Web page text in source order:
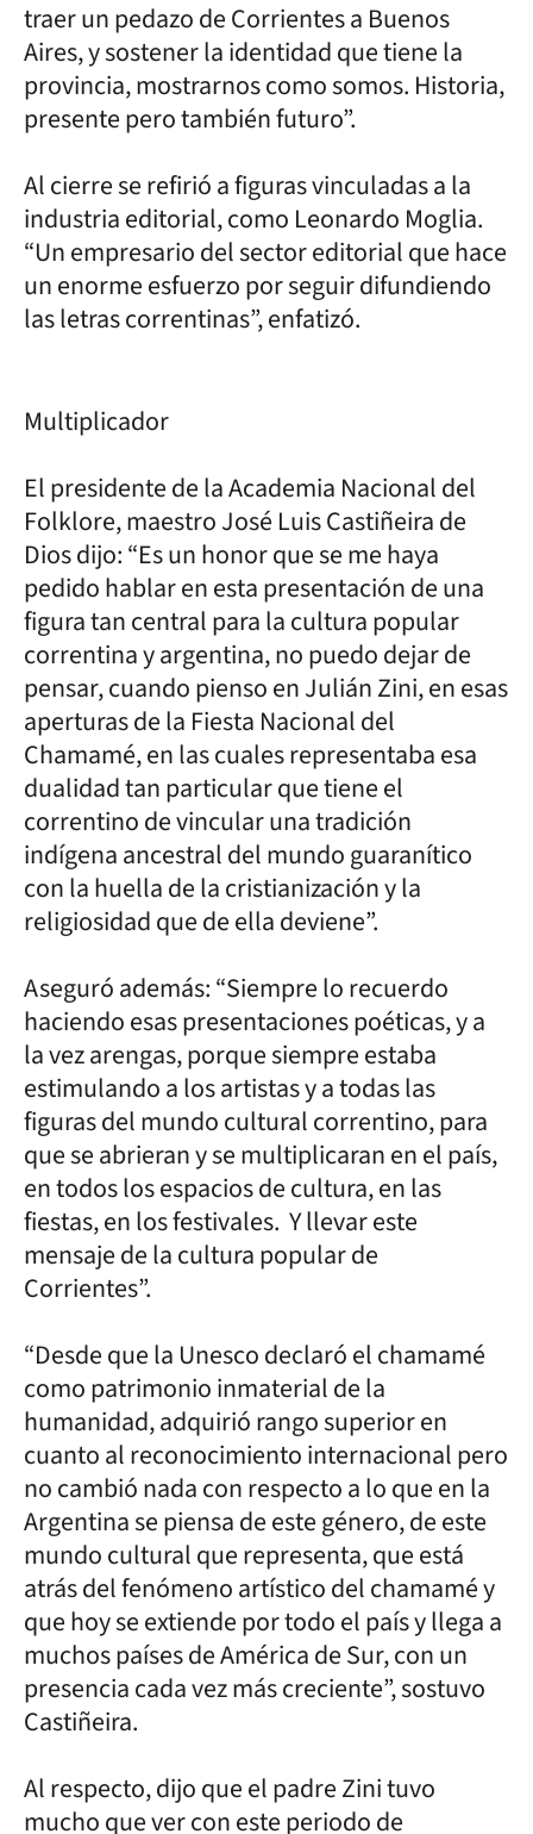
traer un pedazo de Corrientes a Buenos
Aires, y sostener la identidad que tiene la
provincia, mostrarnos como somos. Historia,
presente pero también futuro”.
Al cierre se refirió a figuras vinculadas a la
industria editorial, como Leonardo Moglia.
“Un empresario del sector editorial que hace
un enorme esfuerzo por seguir difundiendo
las letras correntinas”, enfatizó.
Multiplicador
El presidente de la Academia Nacional del
Folklore, maestro José Luis Castiñeira de
Dios dijo: “Es un honor que se me haya
pedido hablar en esta presentación de una
figura tan central para la cultura popular
correntina y argentina, no puedo dejar de
pensar, cuando pienso en Julián Zini, en esas
aperturas de la Fiesta Nacional del
Chamamé, en las cuales representaba esa
dualidad tan particular que tiene el
correntino de vincular una tradición
indígena ancestral del mundo guaranítico
con la huella de la cristianización y la
religiosidad que de ella deviene”.
Aseguró además: “Siempre lo recuerdo
haciendo esas presentaciones poéticas, y a
la vez arengas, porque siempre estaba
estimulando a los artistas y a todas las
figuras del mundo cultural correntino, para
que se abrieran y se multiplicaran en el país,
en todos los espacios de cultura, en las
fiestas, en los festivales. Y llevar este
mensaje de la cultura popular de
Corrientes”.
“Desde que la Unesco declaró el chamamé
como patrimonio inmaterial de la
humanidad, adquirió rango superior en
cuanto al reconocimiento internacional pero
no cambió nada con respecto a lo que en la
Argentina se piensa de este género, de este
mundo cultural que representa, que está
atrás del fenómeno artístico del chamamé y
que hoy se extiende por todo el país y llega a
muchos países de América de Sur, con un
presencia cada vez más creciente”, sostuvo
Castiñeira.
Al respecto, dijo que el padre Zini tuvo
mucho que ver con este periodo de